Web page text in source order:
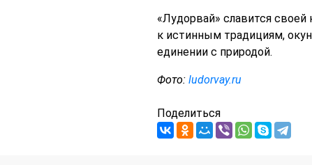
«Лудорвай» славится
к истинным традициям,
единении с природой.
Фото: ludorvay.ru
Поделиться